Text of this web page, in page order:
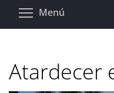
Pasar
Menú
Atardecer